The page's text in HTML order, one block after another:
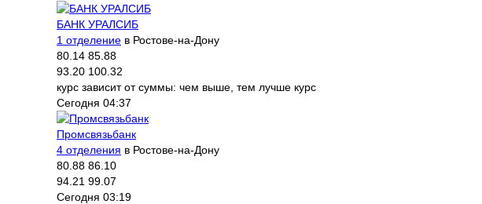
БАНК УРАЛСИБ
1 отделение в Ростове-на-Дону
80.14 85.88
93.20 100.32
курс зависит от суммы: чем выше, тем лучше курс
Сегодня 04:37
Промсвязьбанк
4 отделения в Ростове-на-Дону
80.88 86.10
94.21 99.07
Сегодня 03:19